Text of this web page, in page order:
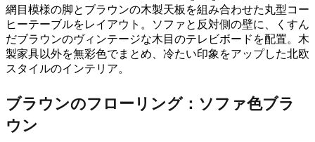
網目模様の脚とブラウンの木製天板を組み合わせた丸型コー
ヒーテーブルをレイアウト。ソファと反対側の壁に、くすん
だブラウンのヴィンテージな木目のテレビボードを配置。木
製家具以外を無彩色でまとめ、冷たい印象をアップした北欧
スタイルのインテリア。
ブラウンのフローリング：ソファ色ブラ
ウン